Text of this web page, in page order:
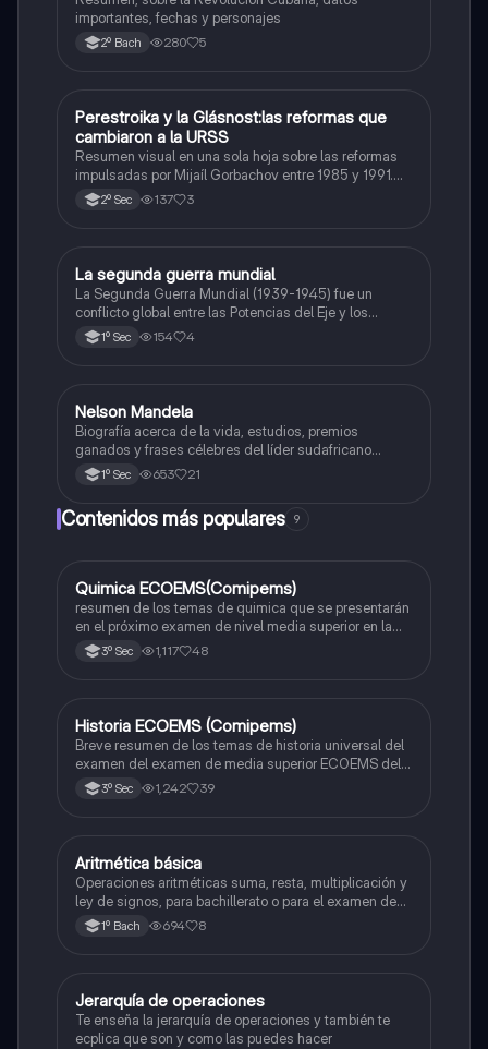
importantes, fechas y personajes
2º Bach 280 5
Historia
Perestroika y la Glásnost:las reformas que
cambiaron a la URSS
Resumen visual en una sola hoja sobre las reformas
impulsadas por Mijaíl Gorbachov entre 1985 y 1991.
Incluye los objetivos, características y consecuencias
de la Perestroika (reforma económica) y la Glásnost
2º Sec 137 3
Historia
La segunda guerra mundial
La Segunda Guerra Mundial (1939-1945) fue un
conflicto global entre las Potencias del Eje y los
Aliados. Causó millones de muertes, el Holocausto y
cambió el orden mundial, dando origen a la ONU y a la
1º Sec 154 4
Historia
Nelson Mandela
Biografía acerca de la vida, estudios, premios
ganados y frases célebres del líder sudafricano
Nelson Mandela.
1º Sec 653 21
Contenidos más populares 9
Química
Quimica ECOEMS(Comipems)
resumen de los temas de quimica que se presentarán
en el próximo examen de nivel media superior en la
zona metropolitana de el valle de México
3º Sec 1,117 48
Historia
Historia ECOEMS (Comipems)
Breve resumen de los temas de historia universal del
examen del examen de media superior ECOEMS del
valle de México
3º Sec 1,242 39
Matemáticas
Aritmética básica
Operaciones aritméticas suma, resta, multiplicación y
ley de signos, para bachillerato o para el examen de
admisión a la universidad
1º Bach 694 8
Matemáticas
Jerarquía de operaciones
Te enseña la jerarquía de operaciones y también te
ecplica que son y como las puedes hacer